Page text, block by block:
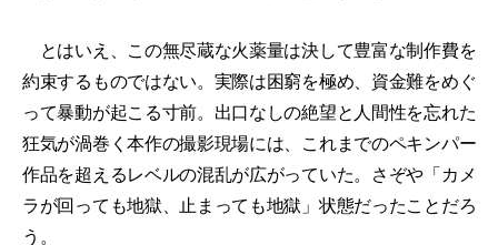
とはいえ、この無尽蔵な火薬量は決して豊富な制作費を
約束するものではない。実際は困窮を極め、資金難をめぐ
って暴動が起こる寸前。出口なしの絶望と人間性を忘れた
狂気が渦巻く本作の撮影現場には、これまでのペキンパー
作品を超えるレベルの混乱が広がっていた。さぞや「カメ
ラが回っても地獄、止まっても地獄」状態だったことだろ
う。